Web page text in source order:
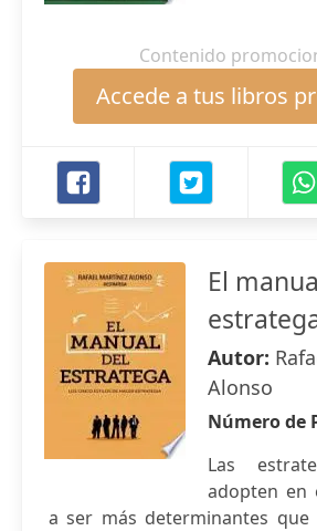
Contenido
Accede a tus libros
El
Autor:
Alonso
Número de
Las
adopten en
a ser más determinantes